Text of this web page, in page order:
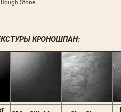
Rough Stone
КРОНОШПАН: